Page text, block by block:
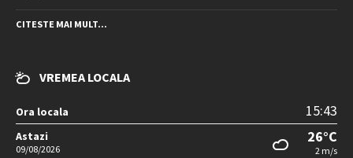
CITESTE MAI MULT...
VREMEA LOCALA
Ora locala 15:43
Astazi
09/08/2026
26°C
2 m/s